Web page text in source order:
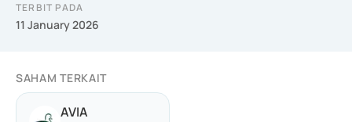
TERBIT PADA
11 January 2026
SAHAM TERKAIT
AVIA